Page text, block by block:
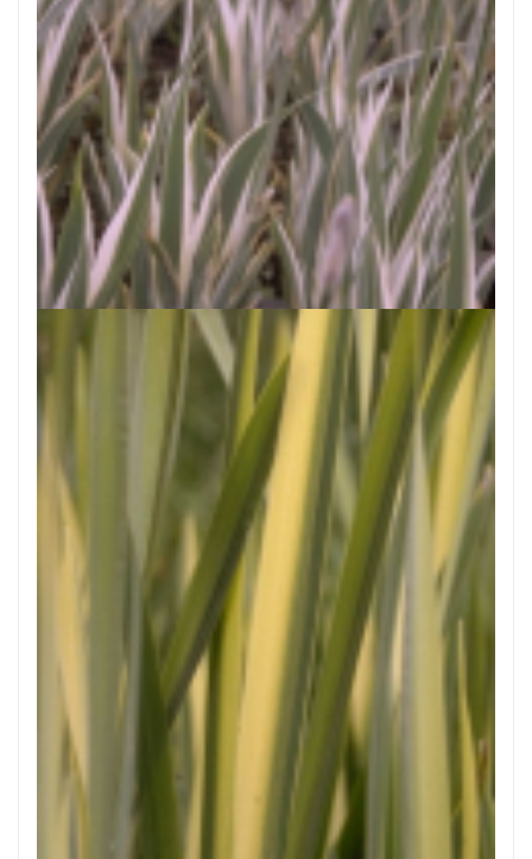
Dalmatische iris
Iris pallida 'Variegata'
Gele lis
Iris pseudacorus 'Variegata'